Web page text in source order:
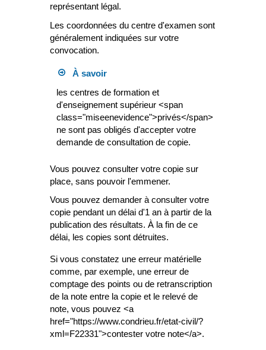
représentant légal.
Les coordonnées du centre d'examen sont
généralement indiquées sur votre
convocation.
À savoir
les centres de formation et
d'enseignement supérieur <span
class="miseenevidence">privés</span>
ne sont pas obligés d'accepter votre
demande de consultation de copie.
Vous pouvez consulter votre copie sur
place, sans pouvoir l'emmener.
Vous pouvez demander à consulter votre
copie pendant un délai d'1 an à partir de la
publication des résultats. À la fin de ce
délai, les copies sont détruites.
Si vous constatez une erreur matérielle
comme, par exemple, une erreur de
comptage des points ou de retranscription
de la note entre la copie et le relevé de
note, vous pouvez <a
href="https://www.condrieu.fr/etat-civil/?
xml=F22331">contester votre note</a>.